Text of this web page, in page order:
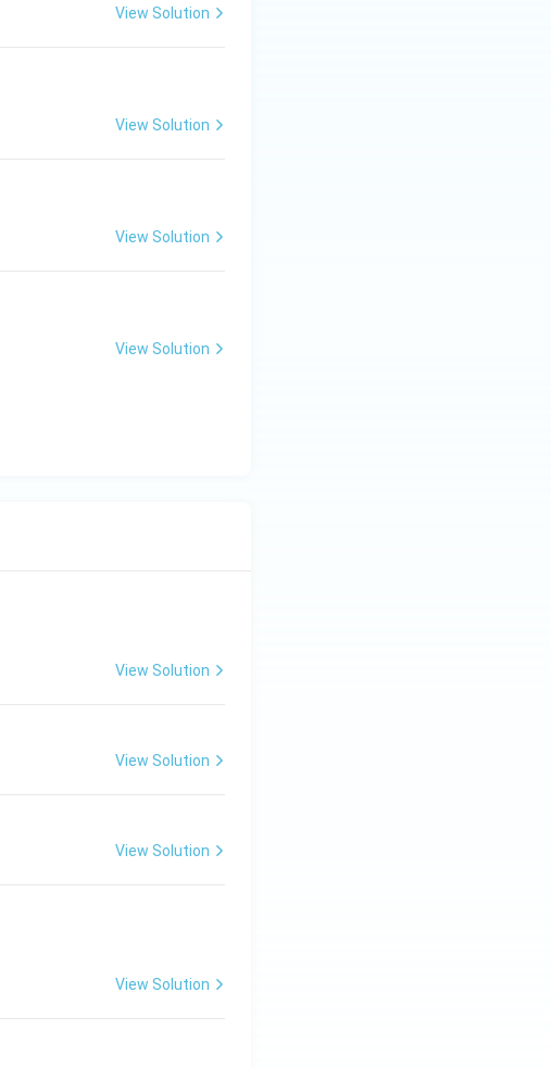
View Solution
View Solution
View Solution
View Solution
View Solution
View Solution
View Solution
View Solution